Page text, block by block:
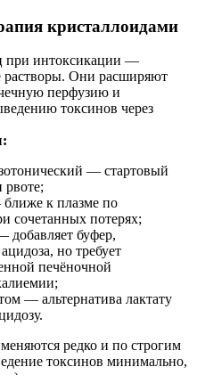
кристаллоидами
при интоксикации —
растворы. Они расширяют
перфузию и
токсинов через
— стартовый
к плазме по
сочетанных потерях;
добавляет буфер,
но требует
печёночной
— альтернатива лактату
редко и по строгим
токсинов минимально,